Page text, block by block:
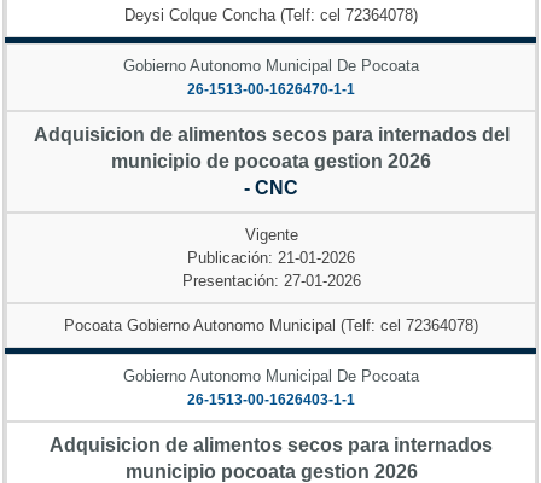
Deysi Colque Concha (Telf: cel 72364078)
Gobierno Autonomo Municipal De Pocoata
26-1513-00-1626470-1-1
Adquisicion de alimentos secos para internados del
municipio de pocoata gestion 2026
- CNC
Vigente
Publicación: 21-01-2026
Presentación: 27-01-2026
Pocoata Gobierno Autonomo Municipal (Telf: cel 72364078)
Gobierno Autonomo Municipal De Pocoata
26-1513-00-1626403-1-1
Adquisicion de alimentos secos para internados
municipio pocoata gestion 2026